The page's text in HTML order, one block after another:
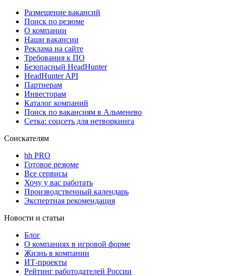
Размещение вакансий
Поиск по резюме
О компании
Наши вакансии
Реклама на сайте
Требования к ПО
Безопасный HeadHunter
HeadHunter API
Партнерам
Инвесторам
Каталог компаний
Поиск по вакансиям в Альменево
Сетка: соцсеть для нетворкинга
Соискателям
hh PRO
Готовое резюме
Все сервисы
Хочу у вас работать
Производственный календарь
Экспертная рекомендация
Новости и статьи
Блог
О компаниях в игровой форме
Жизнь в компании
ИТ-проекты
Рейтинг работодателей России